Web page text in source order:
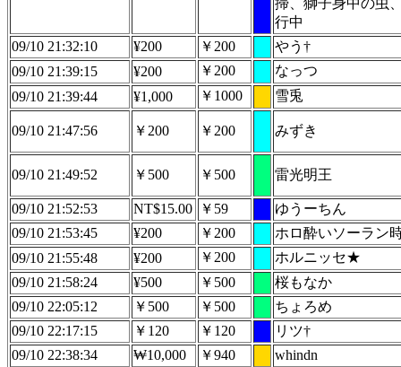
掃、獅子身中の虫
行中
09/10 21:32:10
¥200 ￥200
やう†
09/10 21:39:15
¥200 ￥200
なっつ
09/10 21:39:44
¥1,000 ￥1000 雪兎
09/10 21:47:56 ￥200 ￥200 みずき
09/10 21:49:52 ￥500 ￥500 雷光明王
09/10 21:52:53 NT$15.00 ￥59
ゆうーちん
09/10 21:53:45
¥200 ￥200
ホロ酔いソーラン
09/10 21:55:48
¥200 ￥200
ホルニッセ★
09/10 21:58:24
¥500 ￥500
桜もなか
09/10 22:05:12
￥500 ￥500
ちょろめ
09/10 22:17:15
￥120 ￥120
リツ†
09/10 22:38:34
₩10,000 ￥940
whindn